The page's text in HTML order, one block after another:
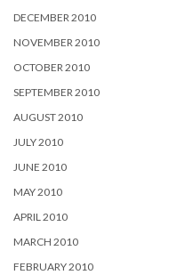
DECEMBER 2010
NOVEMBER 2010
OCTOBER 2010
SEPTEMBER 2010
AUGUST 2010
JULY 2010
JUNE 2010
MAY 2010
APRIL 2010
MARCH 2010
FEBRUARY 2010